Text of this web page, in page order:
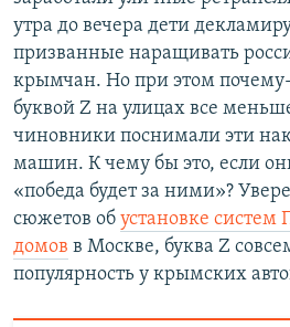
утра до вечера дети
призванные наращивать
крымчан. Но при этом
буквой Z на улицах все
чиновники поснимали эти
машин. К чему бы это, если
«победа будет за ними»?
сюжетов об установке
домов в Москве, буква Z
популярность у крымских